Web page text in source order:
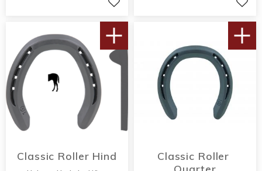
Lägg till i favoriter
Classic Roller Hind
Classic Roller